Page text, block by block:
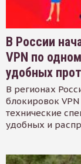
В России
VPN по
удобных
В регионах
блокировок
технические
удобных и